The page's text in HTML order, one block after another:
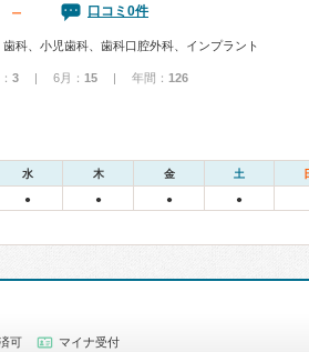
－ 口コミ0件
歯科、小児歯科、歯科口腔外科、インプラント
3 | 6月： 15 | 年間： 126
水 木 金 土
● ● ● ●
可 マイナ受付